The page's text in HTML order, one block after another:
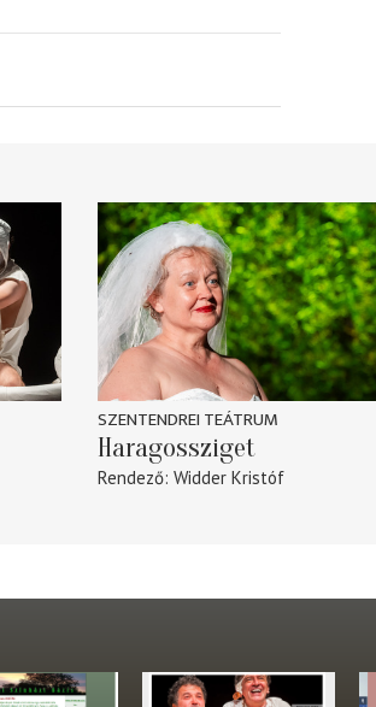
SZENTENDREI TEÁTRUM
Haragossziget
Rendező Widder Kristóf